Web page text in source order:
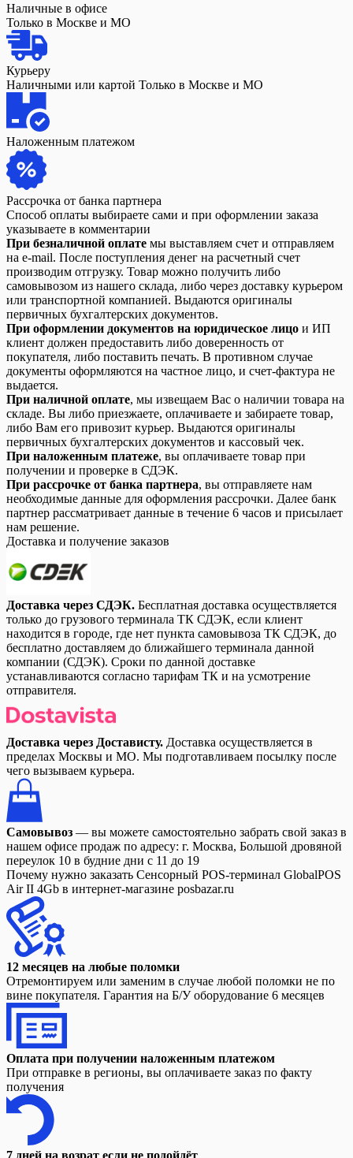
Наличные в офисе
Только в Москве и МО
Курьеру
Наличными или картой Только в Москве и МО
Наложенным платежом
Рассрочка от банка партнера
Способ оплаты выбираете сами и при оформлении заказа
указываете в комментарии
При безналичной оплате мы выставляем счет и отправляем
на e-mail. После поступления денег на расчетный счет
производим отгрузку. Товар можно получить либо
самовывозом из нашего склада, либо через доставку курьером
или транспортной компанией. Выдаются оригиналы
первичных бухгалтерских документов.
При оформлении документов на юридическое лицо и ИП
клиент должен предоставить либо доверенность от
покупателя, либо поставить печать. В противном случае
документы оформляются на частное лицо, и счет-фактура не
выдается.
При наличной оплате, мы извещаем Вас о наличии товара на
складе. Вы либо приезжаете, оплачиваете и забираете товар,
либо Вам его привозит курьер. Выдаются оригиналы
первичных бухгалтерских документов и кассовый чек.
При наложенным платеже, вы оплачиваете товар при
получении и проверке в СДЭК.
При рассрочке от банка партнера, вы отправляете нам
необходимые данные для оформления рассрочки. Далее банк
партнер рассматривает данные в течение 6 часов и присылает
нам решение.
Доставка и получение заказов
Доставка через СДЭК. Бесплатная доставка осуществляется
только до грузового терминала ТК СДЭК, если клиент
находится в городе, где нет пункта самовывоза ТК СДЭК, до
бесплатно доставляем до ближайшего терминала данной
компании (СДЭК). Сроки по данной доставке
устанавливаются согласно тарифам ТК и на усмотрение
отправителя.
Доставка через Достависту. Доставка осуществляется в
пределах Москвы и МО. Мы подготавливаем посылку после
чего вызываем курьера.
Самовывоз — вы можете самостоятельно забрать свой заказ в
нашем офисе продаж по адресу: г. Москва, Большой дровяной
переулок 10 в будние дни с 11 до 19
Почему нужно заказать Сенсорный POS-терминал GlobalPOS
Air II 4Gb в интернет-магазине posbazar.ru
12 месяцев на любые поломки
Отремонтируем или заменим в случае любой поломки не по
вине покупателя. Гарантия на Б/У оборудование 6 месяцев
Оплата при получении наложенным платежом
При отправке в регионы, вы оплачиваете заказ по факту
получения
7 дней на возрат если не подойдёт